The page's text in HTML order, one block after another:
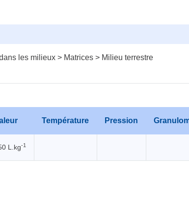
les milieux > Matrices > Milieu terrestre
Température Pression
L.kg-1